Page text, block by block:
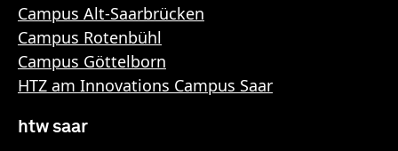
Campus Alt-Saarbrücken
Campus Rotenbühl
Campus Göttelborn
HTZ am Innovations Campus Saar
htw saar